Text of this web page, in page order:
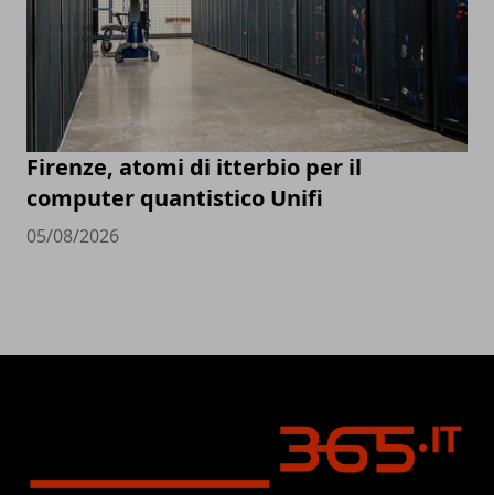
Firenze, atomi di itterbio per il
computer quantistico Unifi
05/08/2026